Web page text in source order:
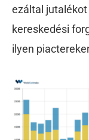
ezáltal
kereskedési
ilyen